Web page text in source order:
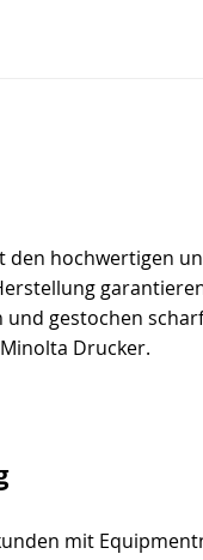
hochwertigen
gestochen
Drucker.
mit